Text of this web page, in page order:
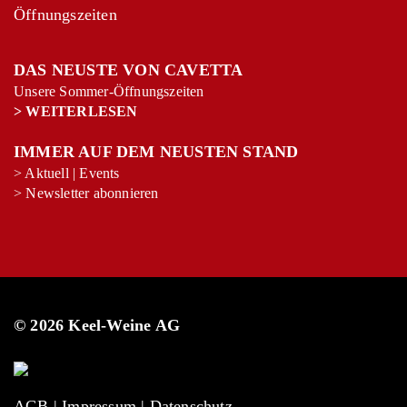
Öffnungszeiten
DAS NEUSTE VON CAVETTA
Unsere Sommer-Öffnungszeiten
>WEITERLESEN
IMMER AUF DEM NEUSTEN STAND
> Aktuell |Events
>Newsletter abonnieren
© 2026 Keel-Weine AG